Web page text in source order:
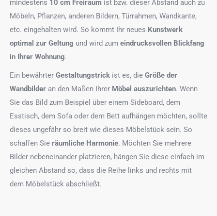
mindestens 10 cm Freiraum ist bzw. dieser Abstand auch zu
Möbeln, Pflanzen, anderen Bildern, Türrahmen, Wandkante,
etc. eingehalten wird. So kommt Ihr neues Kunstwerk
optimal zur Geltung und wird zum eindrucksvollen Blickfang
in Ihrer Wohnung.
Ein bewährter Gestaltungstrick ist es, die Größe der
Wandbilder an den Maßen Ihrer Möbel auszurichten. Wenn
Sie das Bild zum Beispiel über einem Sideboard, dem
Esstisch, dem Sofa oder dem Bett aufhängen möchten, sollte
dieses ungefähr so breit wie dieses Möbelstück sein. So
schaffen Sie räumliche Harmonie. Möchten Sie mehrere
Bilder nebeneinander platzieren, hängen Sie diese einfach im
gleichen Abstand so, dass die Reihe links und rechts mit
dem Möbelstück abschließt.